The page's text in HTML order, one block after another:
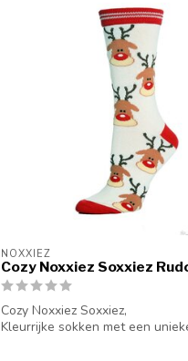
NOXXIEZ
Cozy Noxxiez Soxxiez
Cozy Noxxiez Soxxiez,
Kleurrijke sokken met een